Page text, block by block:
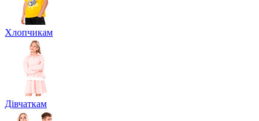
Хлопчикам
Дівчаткам